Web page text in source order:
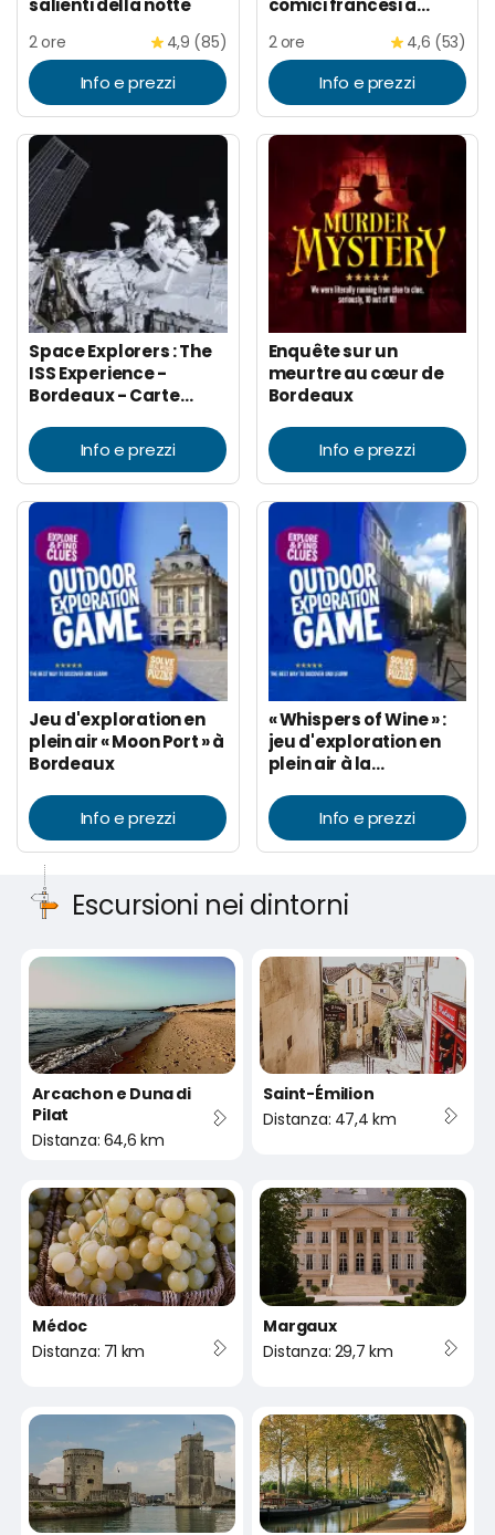
2 ore 4,9 (85)
Info e prezzi
2 ore 4,6 (53)
Info e prezzi
Space Explorers : The
ISS Experience -
Bordeaux - Carte
Info e prezzi
Enquête sur un
meurtre au cœur de
Bordeaux
Info e prezzi
Jeu d'exploration en
plein air « Moon Port » à
Bordeaux
Info e prezzi
« Whispers of Wine » :
jeu d'exploration en
plein air à la
grands crus de
Bordeaux
Info e prezzi
Escursioni nei dintorni
Arcachon e Duna di
Pilat
Distanza: 64,6 km
Saint-Émilion
Distanza: 47,4 km
Médoc
Distanza: 71 km
Margaux
Distanza: 29,7 km